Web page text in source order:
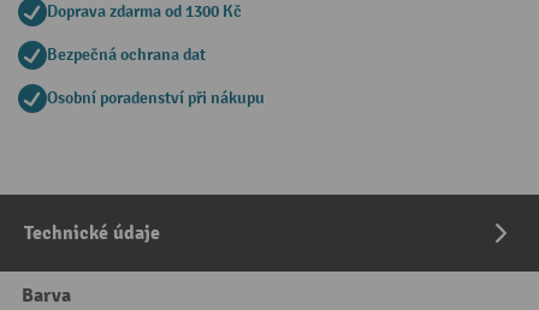
Doprava zdarma od 1300 Kč
Bezpečná ochrana dat
Osobní poradenství při nákupu
Technické údaje
Barva